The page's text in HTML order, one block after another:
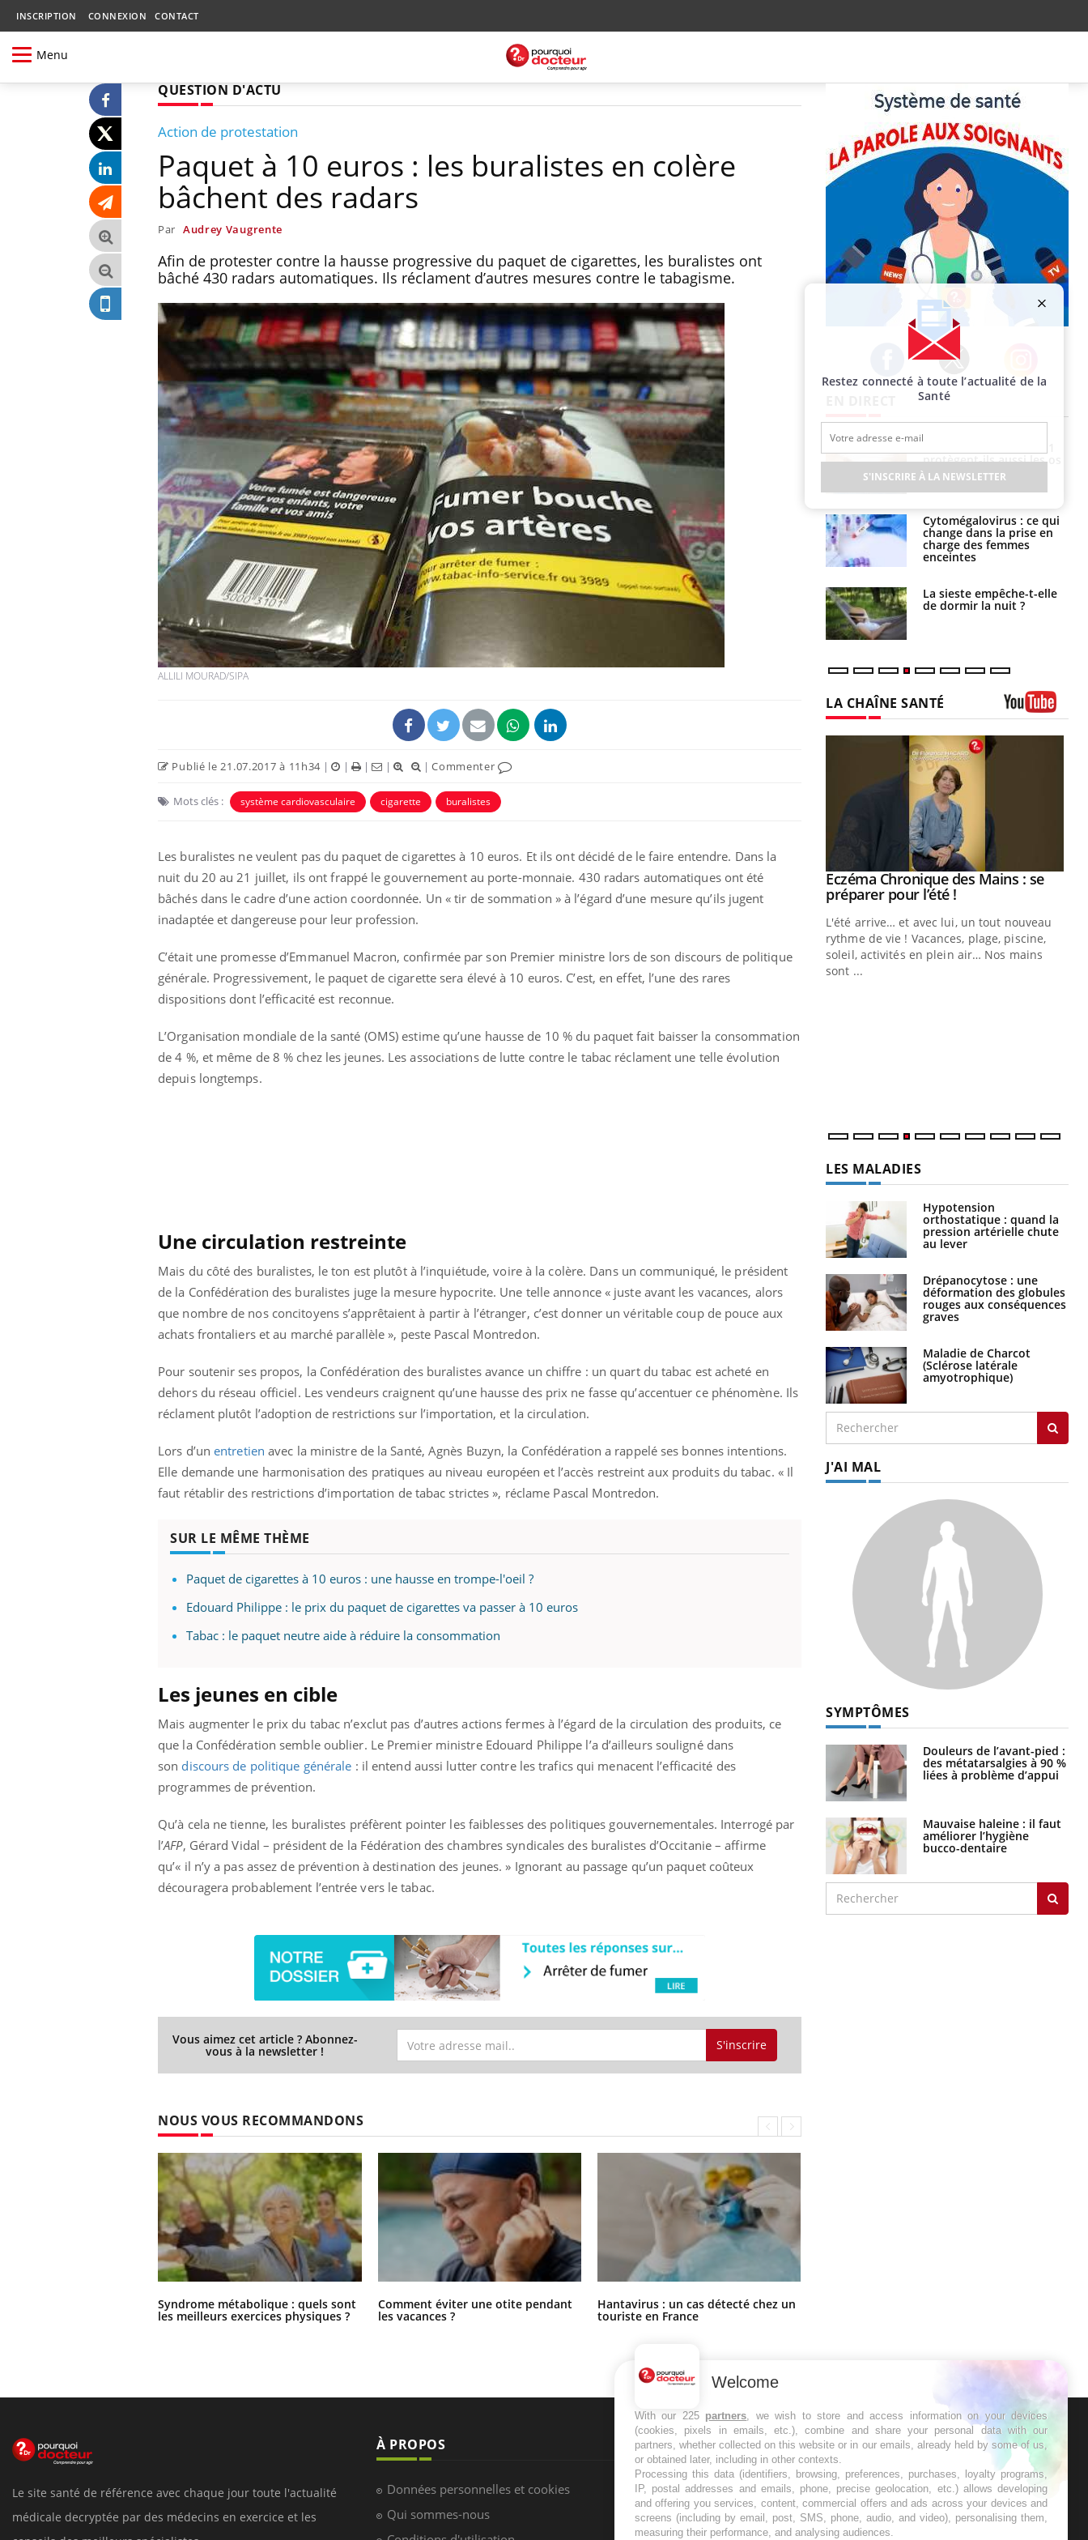
INSCRIPTION CONNEXION CONTACT
Menu
QUESTION D'ACTU
Action de protestation
Paquet à 10 euros : les buralistes en colère
bâchent des radars
Par Audrey Vaugrente
Afin de protester contre la hausse progressive du paquet de cigarettes, les buralistes ont
bâché 430 radars automatiques. Ils réclament d’autres mesures contre le tabagisme.
ALLILI MOURAD/SIPA
Publié le 21.07.2017 à 11h34 | | | | |Commenter
Mots clés : système cardiovasculaire cigarette buralistes
Les buralistes ne veulent pas du paquet de cigarettes à 10 euros. Et ils ont décidé de le faire entendre. Dans la
nuit du 20 au 21 juillet, ils ont frappé le gouvernement au porte-monnaie. 430 radars automatiques ont été
bâchés dans le cadre d’une action coordonnée. Un « tir de sommation » à l’égard d’une mesure qu’ils jugent
inadaptée et dangereuse pour leur profession.
C’était une promesse d’Emmanuel Macron, confirmée par son Premier ministre lors de son discours de politique
générale. Progressivement, le paquet de cigarette sera élevé à 10 euros. C’est, en effet, l’une des rares
dispositions dont l’efficacité est reconnue.
L’Organisation mondiale de la santé (OMS) estime qu’une hausse de 10 % du paquet fait baisser la consommation
de 4 %, et même de 8 % chez les jeunes. Les associations de lutte contre le tabac réclament une telle évolution
depuis longtemps.
Une circulation restreinte
Mais du côté des buralistes, le ton est plutôt à l’inquiétude, voire à la colère. Dans un communiqué, le président
de la Confédération des buralistes juge la mesure hypocrite. Une telle annonce « juste avant les vacances, alors
que nombre de nos concitoyens s’apprêtaient à partir à l’étranger, c’est donner un véritable coup de pouce aux
achats frontaliers et au marché parallèle », peste Pascal Montredon.
Pour soutenir ses propos, la Confédération des buralistes avance un chiffre : un quart du tabac est acheté en
dehors du réseau officiel. Les vendeurs craignent qu’une hausse des prix ne fasse qu’accentuer ce phénomène. Ils
réclament plutôt l’adoption de restrictions sur l’importation, et la circulation.
Lors d’un entretien avec la ministre de la Santé, Agnès Buzyn, la Confédération a rappelé ses bonnes intentions.
Elle demande une harmonisation des pratiques au niveau européen et l’accès restreint aux produits du tabac. « Il
faut rétablir des restrictions d’importation de tabac strictes », réclame Pascal Montredon.
SUR LE MÊME THÈME
Paquet de cigarettes à 10 euros : une hausse en trompe-l'oeil ?
Edouard Philippe : le prix du paquet de cigarettes va passer à 10 euros
Tabac : le paquet neutre aide à réduire la consommation
Les jeunes en cible
Mais augmenter le prix du tabac n’exclut pas d’autres actions fermes à l’égard de la circulation des produits, ce
que la Confédération semble oublier. Le Premier ministre Edouard Philippe l’a d’ailleurs souligné dans
son discours de politique générale : il entend aussi lutter contre les trafics qui menacent l’efficacité des
programmes de prévention.
Qu’à cela ne tienne, les buralistes préfèrent pointer les faiblesses des politiques gouvernementales. Interrogé par
l’AFP, Gérard Vidal – président de la Fédération des chambres syndicales des buralistes d’Occitanie – affirme
qu’« il n’y a pas assez de prévention à destination des jeunes. » Ignorant au passage qu’un paquet coûteux
découragera probablement l’entrée vers le tabac.
Vous aimez cet article ? Abonnez-
vous à la newsletter ! S'inscrire
NOUS VOUS RECOMMANDONS
Syndrome métabolique : quels sont
les meilleurs exercices physiques ?
Comment éviter une otite pendant
les vacances ?
Hantavirus : un cas détecté chez un
touriste en France
Facebook Twitter Instagram
Syndrome métabolique :
quels sont les meilleurs
exercices physiques ?
Comment éviter une otite
pendant les vacances ?
Hantavirus : un cas
détecté chez un touriste
en France
Mortalité infantile : un
rapport s’interroge sur
son taux élevé en France
Grossesse à risque : ce jus
naturel attire l'attention
des chercheurs
Comment oublier les
Toujours connectés :
comment le travail
empiète de plus en plus
Cancer colorectal : une
stratégie simple aurait
changé la donne au Pays
basque
Chikungunya, dengue,
West Nile : que se passe-
t-il dans le sud de la
France ?
protègent-ils aussi les os
?
Cytomégalovirus : ce qui
change dans la prise en
charge des femmes
enceintes
La sieste empêche-t-elle
de dormir la nuit ?
LA CHAÎNE SANTÉ
Eczéma Chronique des Mains :
expliquer ma maladieYoutube
Il y a des sujets qui sont faciles à aborder...
questions sur la maladie d'un proche c'est
Youtube
Carence en fer : comprendre pour
prévenirYoutube
Fatigue, irritabilité, brouillard mental ou
carence en fer sont multiples ce qui la rend
Youtube
Insuline & Charge mentale : et si on
osait en parler??Youtube
patients comme parfois chez les soignants.
Youtube
Eczéma Chronique des Mains : se
préparer pour l’été !Youtube
L'été arrive… et avec lui, un tout nouveau
rythme de vie ! Vacances, plage, piscine,
soleil, activités en plein air… Nos mains
sont ...
LES MALADIES
Hypotension
orthostatique : quand la
pression artérielle chute
au lever
Drépanocytose : une
déformation des globules
rouges aux conséquences
graves
Maladie de Charcot
(Sclérose latérale
amyotrophique)
J'AI MAL
SYMPTÔMES
Douleurs de l’avant-pied :
des métatarsalgies à 90 %
liées à problème d’appui
Mauvaise haleine : il faut
améliorer l’hygiène
bucco-dentaire
Restez connecté à toute l’actualité de la
Santé
S'INSCRIRE À LA NEWSLETTER
Le site santé de référence avec chaque jour toute l'actualité
médicale decryptée par des médecins en exercice et les
À PROPOS
Données personnelles et cookies
Qui sommes-nous
NEWSLETTER
Recevez toutes les semaines les meilleures
infos santé
Welcome
With our 225 partners, we wish to store and access information on your devices
(cookies, pixels in emails, etc.), combine and share your personal data with our
partners, whether collected on this website or in our emails, already held by some of us,
or obtained later, including in other contexts.
Processing this data (identifiers, browsing, preferences, purchases, loyalty programs,
IP, postal addresses and emails, phone, precise geolocation, etc.) allows developing
and offering you services, content, commercial offers and ads across your devices and
screens (including by email, post, SMS, phone, audio, and video), personalising them,
measuring their performance, and analysing audiences.